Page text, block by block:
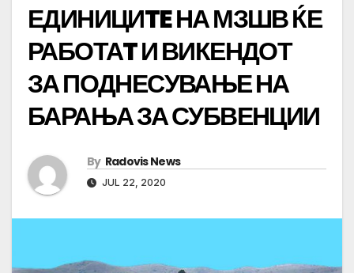
ЕДИНИЦИTE НА МЗШВ ЌЕ
РАБОТАT И ВИКЕНДОТ
ЗА ПОДНЕСУВАЊЕ НА
БАРАЊА ЗА СУБВЕНЦИИ
By Radovis News
JUL 22, 2020